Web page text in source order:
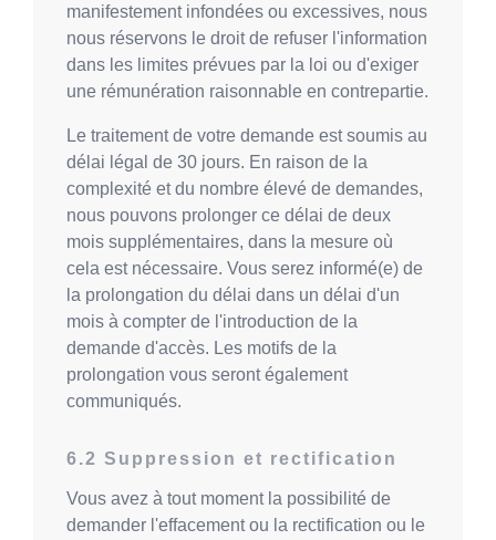
manifestement infondées ou excessives, nous
nous réservons le droit de refuser l'information
dans les limites prévues par la loi ou d'exiger
une rémunération raisonnable en contrepartie.
Le traitement de votre demande est soumis au
délai légal de 30 jours. En raison de la
complexité et du nombre élevé de demandes,
nous pouvons prolonger ce délai de deux
mois supplémentaires, dans la mesure où
cela est nécessaire. Vous serez informé(e) de
la prolongation du délai dans un délai d'un
mois à compter de l'introduction de la
demande d'accès. Les motifs de la
prolongation vous seront également
communiqués.
Suppression et rectification
Vous avez à tout moment la possibilité de
demander l'effacement ou la rectification ou le